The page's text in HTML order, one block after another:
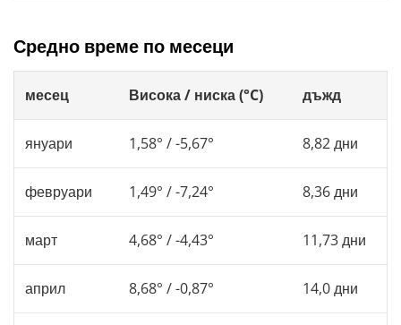
Средно време по месеци
месец Висока / ниска (°C) дъжд
януари 1,58° / -5,67° 8,82 дни
февруари 1,49° / -7,24° 8,36 дни
март 4,68° / -4,43° 11,73 дни
април 8,68° / -0,87° 14,0 дни